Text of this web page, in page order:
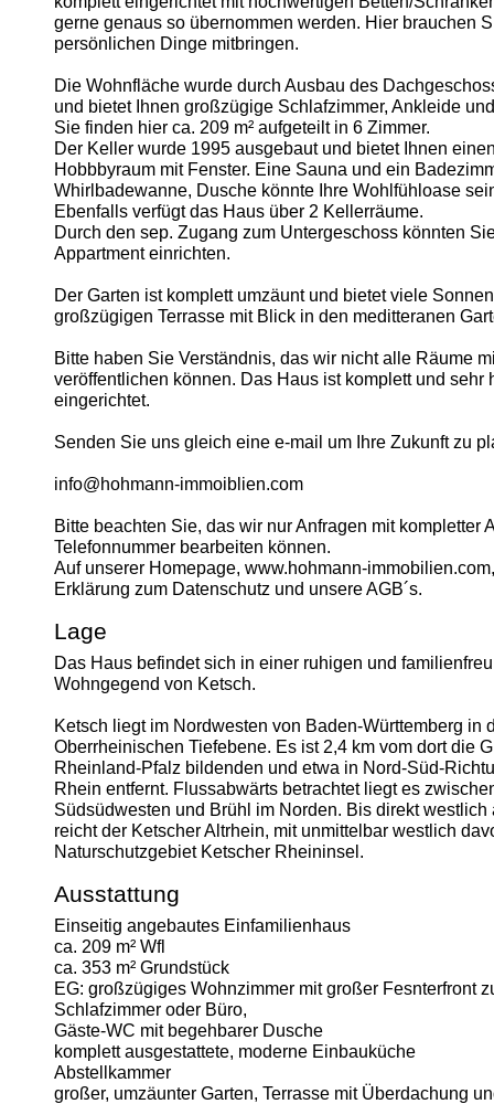
gerne genaus so übernommen werden. Hier brauchen
persönlichen Dinge mitbringen.
Die Wohnfläche wurde durch Ausbau des
und bietet Ihnen großzügige Schlafzimmer, Ankleide
Sie finden hier ca. 209 m² aufgeteilt in 6 Zimmer.
Der Keller wurde 1995 ausgebaut und bietet Ihnen
Hobbbyraum mit Fenster. Eine Sauna und ein
Whirlbadewanne, Dusche könnte Ihre Wohlfühloase
Ebenfalls verfügt das Haus über 2 Kellerräume.
Durch den sep. Zugang zum Untergeschoss könnten
Appartment einrichten.
Der Garten ist komplett umzäunt und bietet viele
großzügigen Terrasse mit Blick in den meditteranen
Bitte haben Sie Verständnis, das wir nicht alle Räume
veröffentlichen können. Das Haus ist komplett und sehr
eingerichtet.
Senden Sie uns gleich eine e-mail um Ihre Zukunft zu
info@hohmann-immoiblien.com
Bitte beachten Sie, das wir nur Anfragen mit kompletter
Telefonnummer bearbeiten können.
Auf unserer Homepage, www.hohmann-
Erklärung zum Datenschutz und unsere AGB´s.
Lage
Das Haus befindet sich in einer ruhigen und
Wohngegend von Ketsch.
Ketsch liegt im Nordwesten von Baden-Württemberg in
Oberrheinischen Tiefebene. Es ist 2,4 km vom dort die
Rheinland-Pfalz bildenden und etwa in Nord-Süd-
Rhein entfernt. Flussabwärts betrachtet liegt es
Südsüdwesten und Brühl im Norden. Bis direkt westlich
reicht der Ketscher Altrhein, mit unmittelbar westlich
Naturschutzgebiet Ketscher Rheininsel.
Ausstattung
Einseitig angebautes Einfamilienhaus
ca. 209 m² Wfl
ca. 353 m² Grundstück
EG: großzügiges Wohnzimmer mit großer Fesnterfront
Schlafzimmer oder Büro,
Gäste-WC mit begehbarer Dusche
komplett ausgestattete, moderne Einbauküche
Abstellkammer
großer, umzäunter Garten, Terrasse mit Überdachung